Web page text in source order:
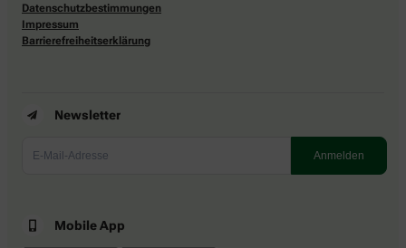
Datenschutzbestimmungen
Impressum
Barrierefreiheitserklärung
Newsletter
Mobile App